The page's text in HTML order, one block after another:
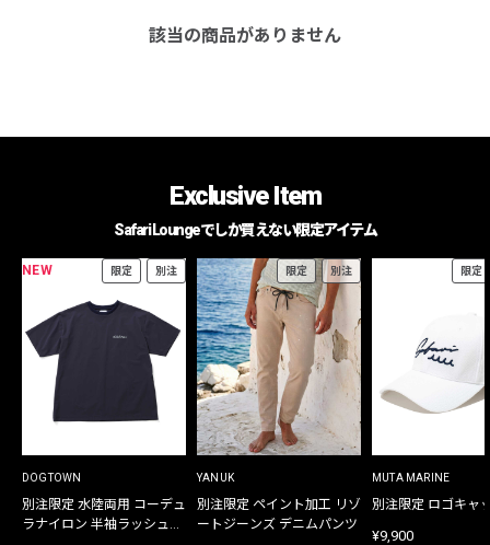
該当の商品がありません
Exclusive Item
Safari Loungeでしか買えない限定アイテム
NEW 限定 別注
DOGTOWN
別注限定 水陸両用 コーデュ
ラナイロン 半袖ラッシュガ
限定 別注
YANUK
別注限定 ペイント加工 リゾ
ートジーンズ デニムパンツ
限定
MUTA MARINE
別注限定 ロゴキャ
¥9,900